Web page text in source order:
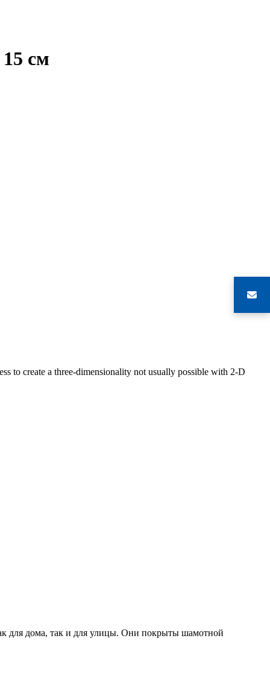
см
to create a three-dimensionality not usually possible with 2-D
для дома, так и для улицы. Они покрыты шамотной